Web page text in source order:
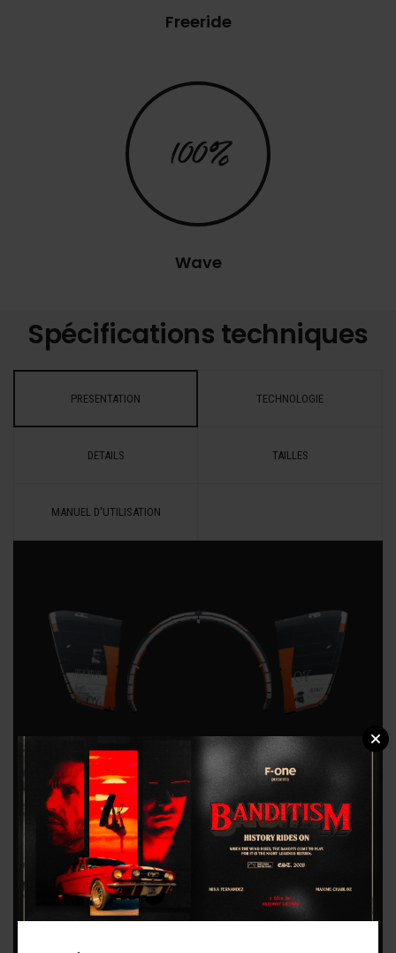
Freeride
100%
Wave
Spécifications techniques
PRESENTATION TECHNOLOGIE
DETAILS TAILLES
MANUEL D'UTILISATION
La ADDIKT se distingue par une efficacité
optimale en plage basse, une traction parfaite,
et une maniabilité accrue comme si vous
naviguiez avec un kite plus petit. Son depower
est également immédiat et tout en douceur,
garantissant une stabilité rassurante à tout